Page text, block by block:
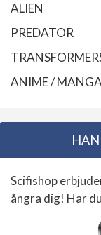
ALIEN
PREDATOR
ANIME /
Scifishop
ångra dig! Har